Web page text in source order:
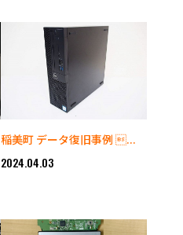
稲美町 データ復旧事例 ...
2024.04.03